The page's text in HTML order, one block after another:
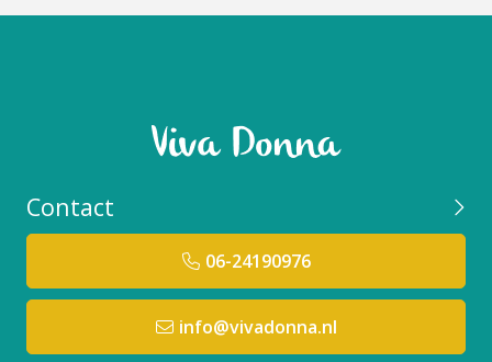
Contact
06-24190976
info@vivadonna.nl